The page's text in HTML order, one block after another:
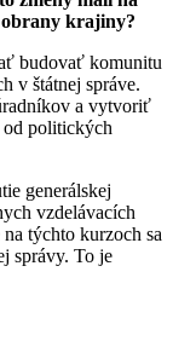
krajiny?
budovať komunitu
v štátnej správe.
a vytvoriť
od politických
generálskej
vzdelávacích
týchto kurzoch sa
správy. To je